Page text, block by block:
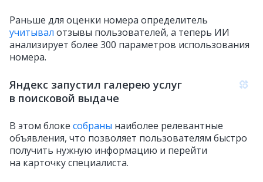
Раньше для оценки номера определитель
учитывал отзывы пользователей, а теперь ИИ
анализирует более 300 параметров использования
номера.
Яндекс запустил галерею услуг
в поисковой выдаче
В этом блоке собраны наиболее релевантные
объявления, что позволяет пользователям быстро
получить нужную информацию и перейти
на карточку специалиста.